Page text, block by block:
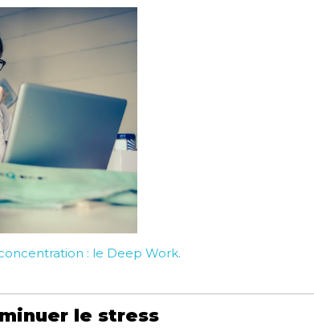
: le Deep Work.
le stress